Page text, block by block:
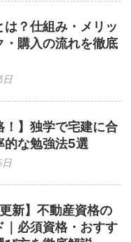
は？仕組み・メリッ
・購入の流れを徹底
日
！】独学で宅建に合
的な勉強法5選
日
新】不動産資格の
｜必須資格・おすす